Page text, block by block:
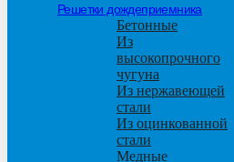
Решетки дождеприемника
Бетонные
Из
высокопрочного
чугуна
Из нержавеющей
стали
Из оцинкованной
стали
Медные